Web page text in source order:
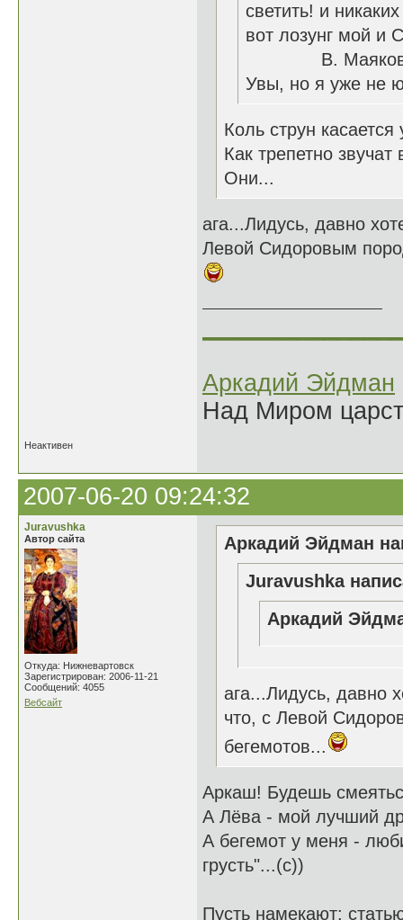
светить! и
вот лозунг мой и
В.
Увы, но я уже не
Коль струн
Как трепетно звучат
Они...
ага...Лидусь, давно
Левой Сидоровым
Аркадий Эйдман
Над Миром
Неактивен
2007-06-20 09:24:32
Juravushka
Автор сайта
Откуда: Нижневартовск
Зарегистрирован: 2006-11-21
Сообщений: 4055
Вебсайт
Аркадий Эйдман
Juravushka
Аркадий
ага...Лидусь, давно
что, с Левой
бегемотов...
Аркаш! Будешь
А Лёва - мой лучший
А бегемот у меня -
грусть"...(с))
Пусть намекают: